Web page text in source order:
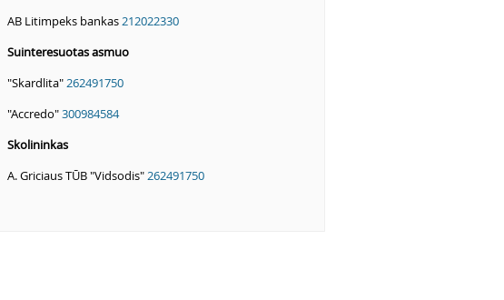
AB Litimpeks bankas212022330
Suinteresuotas asmuo
"Skardlita"262491750
"Accredo"300984584
Skolininkas
A. Griciaus TŪB "Vidsodis"262491750